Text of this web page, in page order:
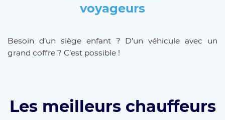
voyageurs
Besoin d’un siège enfant ? D’un véhicule avec un
grand coffre ? C’est possible !
Les meilleurs chauffeurs